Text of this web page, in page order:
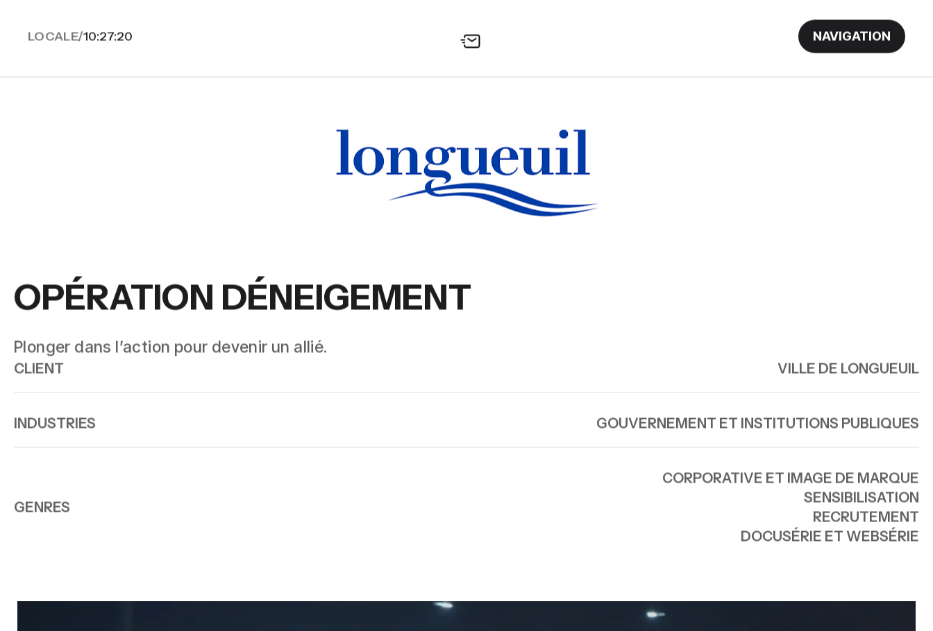
LOCALE/10:27:21 NAVIGATION
OPÉRATION DÉNEIGEMENT
Plonger dans l’action pour devenir un allié.
CLIENT VILLE DE LONGUEUIL
INDUSTRIES GOUVERNEMENT ET INSTITUTIONS PUBLIQUES
GENRES
CORPORATIVE ET IMAGE DE MARQUE
SENSIBILISATION
RECRUTEMENT
DOCUSÉRIE ET WEBSÉRIE